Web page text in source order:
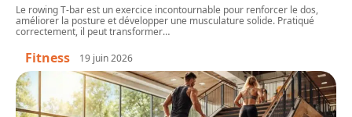
Le rowing T-bar est un exercice incontournable pour renforcer le dos,
améliorer la posture et développer une musculature solide. Pratiqué
correctement, il peut transformer…
Fitness 19 juin 2026